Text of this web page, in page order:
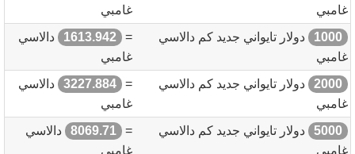
غامبي
غامبي
1000
دولار تايواني جديد كم دالاسي
غامبي
=
1613.942
دالاسي
غامبي
2000
دولار تايواني جديد كم دالاسي
غامبي
=
3227.884
دالاسي
غامبي
5000
دولار تايواني جديد كم دالاسي
غامبي
=
8069.71
دالاسي
غامبي